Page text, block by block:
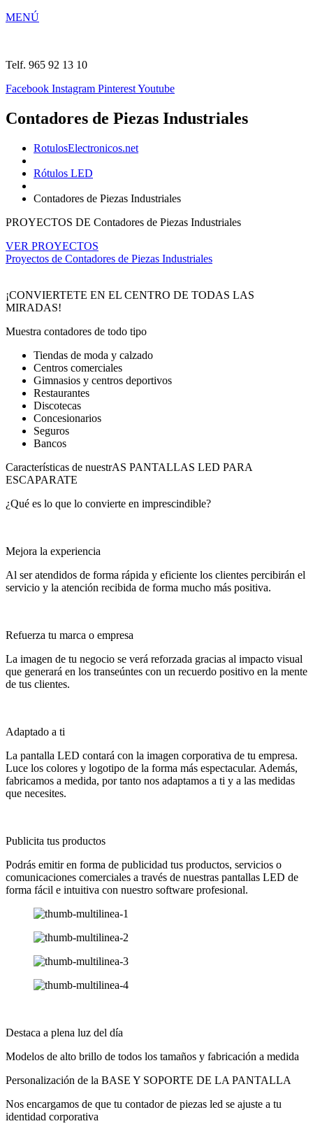
MENÚ
Telf. 965 92 13 10
Facebook Instagram PinterestYoutube
Contadores de Piezas Industriales
RotulosElectronicos.net
Rótulos LED
Contadores de Piezas Industriales
PROYECTOS DE Contadores de Piezas Industriales
VER PROYECTOS
Proyectos de Contadores de Piezas Industriales
¡CONVIERTETE EN EL CENTRO DE TODAS LAS
MIRADAS!
Muestra contadores de todo tipo
Tiendas de moda y calzado
Centros comerciales
Gimnasios y centros deportivos
Restaurantes
Discotecas
Concesionarios
Seguros
Bancos
Características de nuestrAS PANTALLAS LED PARA
ESCAPARATE
¿Qué es lo que lo convierte en imprescindible?
Mejora la experiencia
Al ser atendidos de forma rápida y eficiente los clientes percibirán el
servicio y la atención recibida de forma mucho más positiva.
Refuerza tu marca o empresa
La imagen de tu negocio se verá reforzada gracias al impacto visual
que generará en los transeúntes con un recuerdo positivo en la mente
de tus clientes.
Adaptado a ti
La pantalla LED contará con la imagen corporativa de tu empresa.
Luce los colores y logotipo de la forma más espectacular. Además,
fabricamos a medida, por tanto nos adaptamos a ti y a las medidas
que necesites.
Publicita tus productos
Podrás emitir en forma de publicidad tus productos, servicios o
comunicaciones comerciales a través de nuestras pantallas LED de
forma fácil e intuitiva con nuestro software profesional.
Destaca a plena luz del día​
Modelos de alto brillo de todos los tamaños y fabricación a medida
Personalización de la BASE Y SOPORTE DE LA PANTALLA
Nos encargamos de que tu contador de piezas led se ajuste a tu
identidad corporativa